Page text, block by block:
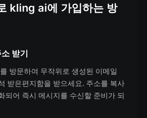
kling ai에 가입하는 방
받기
를 방문하여 무작위로 생성된 이메일
받은편지함을 받으세요. 주소를 복사
되어 즉시 메시지를 수신할 준비가 되